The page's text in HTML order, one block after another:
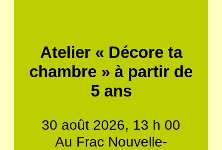
Atelier « Décore ta
chambre » à partir de
5 ans
30 août 2026, 13 h 00
Au Frac Nouvelle-